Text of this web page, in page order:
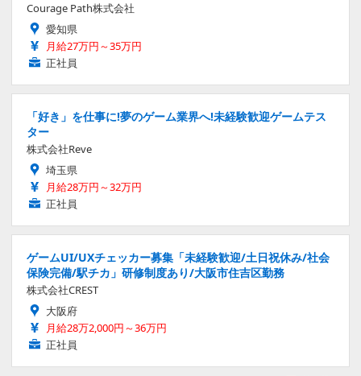
Courage Path株式会社
愛知県
月給27万円～35万円
正社員
「好き」を仕事に!夢のゲーム業界へ!未経験歓迎ゲームテス
ター
株式会社Reve
埼玉県
月給28万円～32万円
正社員
ゲームUI/UXチェッカー募集「未経験歓迎/土日祝休み/社会
保険完備/駅チカ」研修制度あり/大阪市住吉区勤務
株式会社CREST
大阪府
月給28万2,000円～36万円
正社員